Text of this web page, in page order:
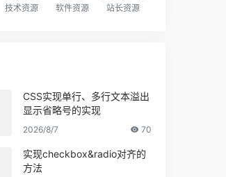
技术资源 软件资源 站长资源
CSS实现单行、多行文本溢出
显示省略号的实现
2026/8/7 70
实现checkbox&radio对齐的
方法